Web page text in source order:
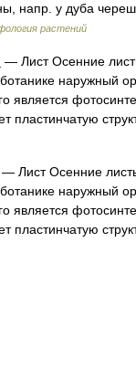
напр. у дуба
растений
— Лист Осенние
наружный
является
пластинчатую
— Лист Осенние
наружный
является
пластинчатую